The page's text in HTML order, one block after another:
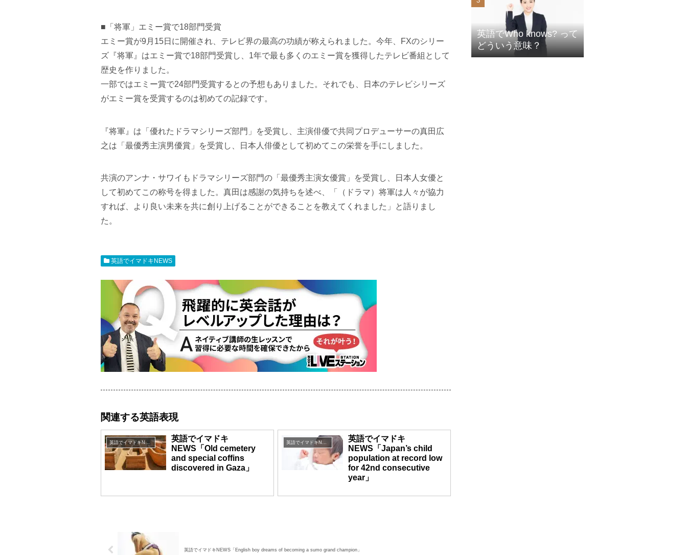
■「将軍」エミー賞で18部門受賞
エミー賞が9月15日に開催され、テレビ界の最高の功績が称えられました。今年、FXのシリー
ズ『将軍』はエミー賞で18部門受賞し、1年で最も多くのエミー賞を獲得したテレビ番組として
歴史を作りました。
一部ではエミー賞で24部門受賞するとの予想もありました。それでも、日本のテレビシリーズ
がエミー賞を受賞するのは初めての記録です。
『将軍』は「優れたドラマシリーズ部門」を受賞し、主演俳優で共同プロデューサーの真田広
之は「最優秀主演男優賞」を受賞し、日本人俳優として初めてこの栄誉を手にしました。
共演のアンナ・サワイもドラマシリーズ部門の「最優秀主演女優賞」を受賞し、日本人女優と
して初めてこの称号を得ました。真田は感謝の気持ちを述べ、「（ドラマ）将軍は人々が協力
すれば、より良い未来を共に創り上げることができることを教えてくれました」と語りまし
た。
英語でイマドキNEWS
関連する英語表現
英語でイマドキNEWS
英語でイマドキ
NEWS「Old cemetery
and special coffins
discovered in Gaza」
英語でイマドキ
NEWS「Japan’s child
population at record low
for 42nd consecutive
year」
英語でイマドキNEWS「English boy dreams of becoming a sumo grand champion」
英語でWho knows? って
どういう意味？